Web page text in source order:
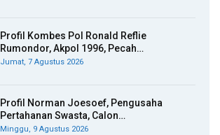
Profil Kombes Pol Ronald Reflie
Rumondor, Akpol 1996, Pecah…
Jumat, 7 Agustus 2026
Profil Norman Joesoef, Pengusaha
Pertahanan Swasta, Calon…
Minggu, 9 Agustus 2026